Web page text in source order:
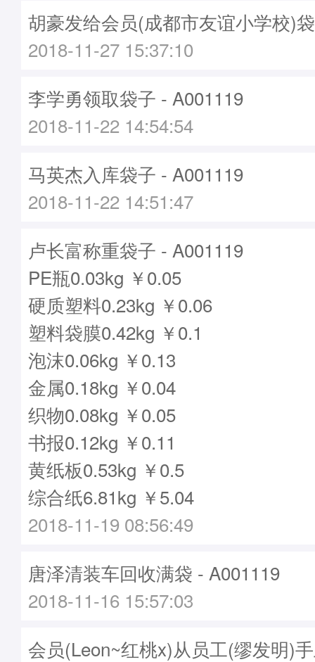
胡豪发给会员(成都市友谊小学校)
2018-11-27 15:37:10
李学勇领取袋子 - A001119
2018-11-22 14:54:54
马英杰入库袋子 - A001119
2018-11-22 14:51:47
卢长富称重袋子 - A001119
PE瓶0.03kg ￥0.05
硬质塑料0.23kg ￥0.06
塑料袋膜0.42kg ￥0.1
泡沫0.06kg ￥0.13
金属0.18kg ￥0.04
织物0.08kg ￥0.05
书报0.12kg ￥0.11
黄纸板0.53kg ￥0.5
综合纸6.81kg ￥5.04
2018-11-19 08:56:49
唐泽清装车回收满袋 - A001119
2018-11-16 15:57:03
会员(Leon~红桃x)从员工(缪发明)